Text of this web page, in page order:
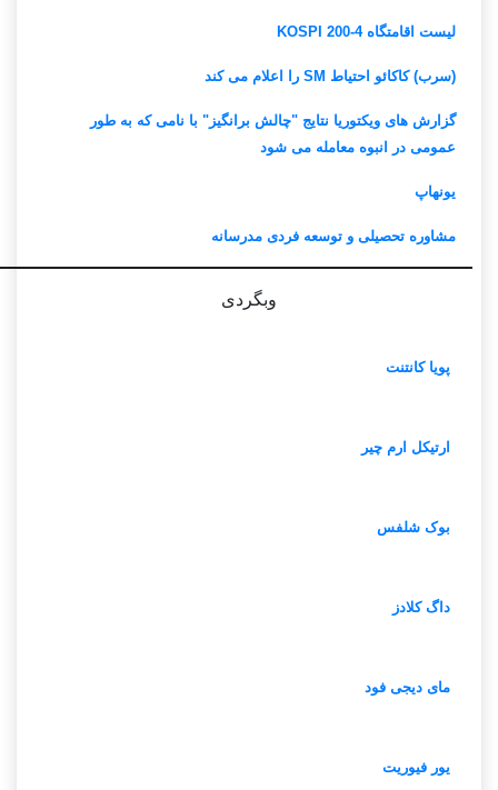
لیست اقامتگاه KOSPI 200-4
(سرب) کاکائو احتیاط SM را اعلام می کند
گزارش های ویکتوریا نتایج "چالش برانگیز" با نامی که به طور
عمومی در انبوه معامله می شود
یونهاپ
مشاوره تحصیلی و توسعه فردی مدرسانه
وبگردی
پویا کانتنت
ارتیکل ارم چیر
بوک شلفس
داگ کلادز
مای دیجی فود
یور فیوریت